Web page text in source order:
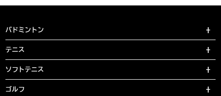
バドミントン
テニス
ソフトテニス
ゴルフ